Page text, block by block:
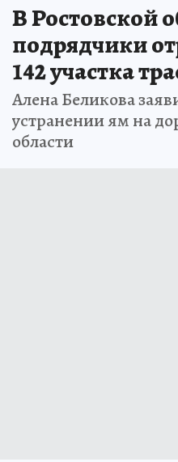
В Ростовской
подрядчики
142 участка
Алена Беликова
устранении ям на
области